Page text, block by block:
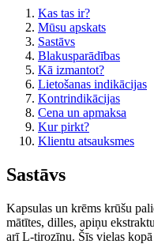
Kas tas ir?
Mūsu apskats
Sastāvs
Blakusparādības
Kā izmantot?
Lietošanas indikācijas
Kontrindikācijas
Cena un apmaksa
Kur pirkt?
Klientu atsauksmes
Sastāvs
Kapsulas un krēms krūšu
mātītes, dilles, apiņu
arī L-tirozīnu. Šīs vielas kopā